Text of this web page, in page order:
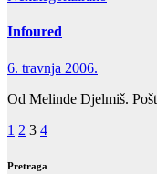
Infoured
6. travnja 2006.
Od Melinde Djelmiš.
Brojevi
stranica
1 2 3 4
Pretraga